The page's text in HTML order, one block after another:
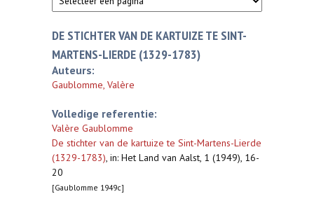
DE STICHTER VAN DE KARTUIZE TE SINT-
MARTENS-LIERDE (1329-1783)
Auteurs:
Gaublomme, Valère
Volledige referentie:
Valère Gaublomme
De stichter van de kartuize te Sint-Martens-Lierde
(1329-1783), in: Het Land van Aalst, 1 (1949), 16-
20
[Gaublomme 1949c]